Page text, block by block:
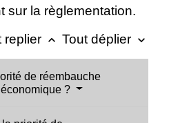
sur la règlementation.
replier keyboard_arrow_up Tout déplier keyboard_arrow_down
de réembauche
?